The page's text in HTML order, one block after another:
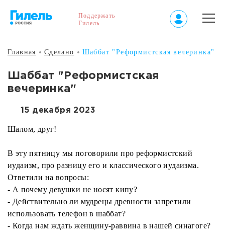
Поддержать
Гилель
Главная Сделано Шаббат "Реформистская вечеринка"
Шаббат "Реформистская
вечеринка"
15 декабря 2023
Шалом, друг!
В эту пятницу мы поговорили про реформистский
иудаизм, про разницу его и классического иудаизма.
Ответили на вопросы:
- А почему девушки не носят кипу?
- Действительно ли мудрецы древности запретили
использовать телефон в шаббат?
- Когда нам ждать женщину-раввина в нашей синагоге?